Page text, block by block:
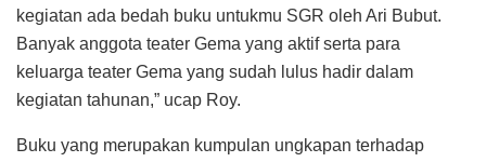
kegiatan ada bedah buku untukmu SGR oleh Ari Bubut.
Banyak anggota teater Gema yang aktif serta para
keluarga teater Gema yang sudah lulus hadir dalam
kegiatan tahunan,” ucap Roy.
Buku yang merupakan kumpulan ungkapan terhadap